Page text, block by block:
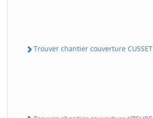
Trouver chantier couverture CUSSET